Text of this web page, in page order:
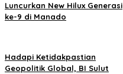
Luncurkan New Hilux Generasi
ke-9 di Manado
Hadapi Ketidakpastian
Geopolitik Global, BI Sulut